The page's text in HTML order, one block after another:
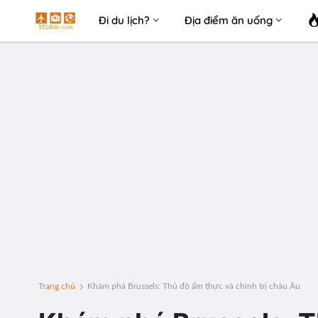
Đi du lịch? Địa điểm ăn uống
Trang chủ Khám phá Brussels: Thủ đô ẩm thực và chính trị châu Âu